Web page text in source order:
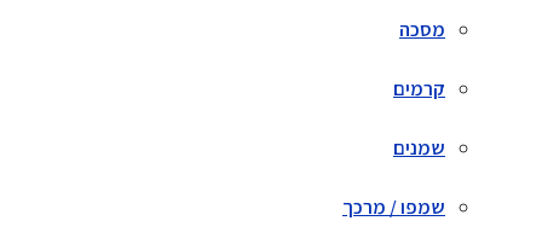
מסכה
קרמים
שמנים
שמפו / מרכך